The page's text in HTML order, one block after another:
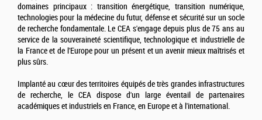
domaines principaux : transition énergétique, transition numérique,
technologies pour la médecine du futur, défense et sécurité sur un socle
de recherche fondamentale. Le CEA s'engage depuis plus de 75 ans au
service de la souveraineté scientifique, technologique et industrielle de
la France et de l'Europe pour un présent et un avenir mieux maîtrisés et
plus sûrs.
Implanté au cœur des territoires équipés de très grandes infrastructures
de recherche, le CEA dispose d'un large éventail de partenaires
académiques et industriels en France, en Europe et à l'international.